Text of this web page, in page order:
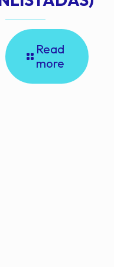
Read
more